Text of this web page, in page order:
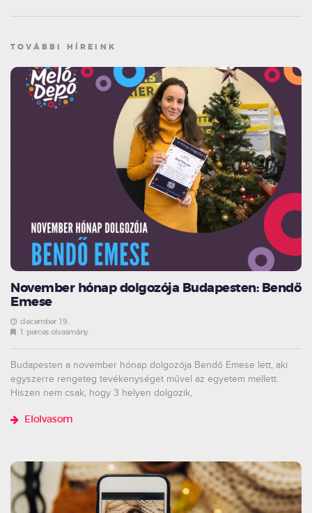
TOVÁBBI HÍREINK
November hónap dolgozója Budapesten: Bendő
Emese
december 19.
1 perces olvasmány
Budapesten a november hónap dolgozója Bendő Emese lett, aki
egyszerre rengeteg tevékenységet művel az egyetem mellett.
Hiszen nem csak, hogy 3 helyen dolgozik,
Elolvasom